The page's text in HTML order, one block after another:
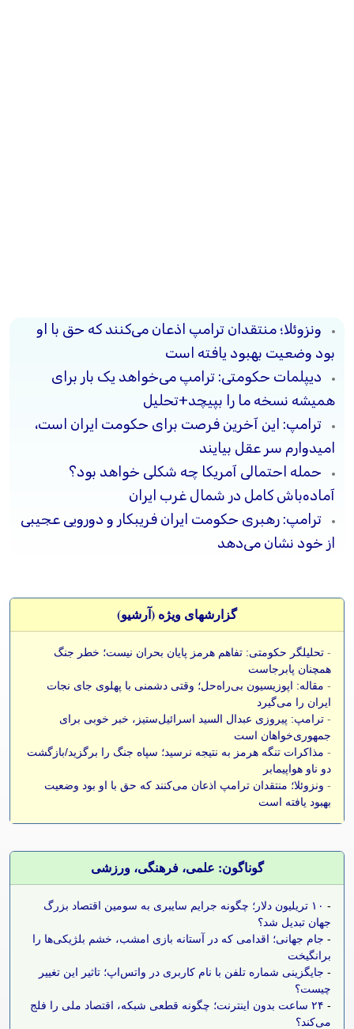
ونزوئلا؛ منتقدان ترامپ اذعان می‌کنند که حق با او
بود وضعیت بهبود یافته است
دیپلمات حکومتی: ترامپ می‌خواهد یک بار برای
همیشه نسخه ما را بپیچد+تحلیل
ترامپ: این آخرین فرصت برای حکومت ایران است،
امیدوارم سر عقل بیایند
حمله احتمالی آمریکا چه شکلی خواهد بود؟
آماده‌باش کامل در شمال غرب ایران
ترامپ: رهبری حکومت ایران فریبکار و دورویی عجیبی
از خود نشان می‌دهد
گزارشهای ویژه (آرشيو)
- تحلیلگر حکومتی: تفاهم هرمز پایان بحران نیست؛ خطر جنگ
همچنان پابرجاست
- مقاله: اپوزیسیون بی‌راه‌حل؛ وقتی دشمنی با پهلوی جای نجات
ایران را می‌گیرد
- ترامپ: پیروزی عبدال السید اسرائیل‌ستیز، خبر خوبی برای
جمهوری‌خواهان است
- مذاکرات تنگه هرمز به نتیجه نرسید؛ سپاه جنگ را برگزید/بازگشت
دو ناو هواپیمابر
- ونزوئلا؛ منتقدان ترامپ اذعان می‌کنند که حق با او بود وضعیت
بهبود یافته است
گوناگون: علمی، فرهنگی، ورزشی
-
۱۰ تریلیون دلار؛ چگونه جرایم سایبری به سومین اقتصاد بزرگ
جهان تبدیل شد؟
- جام جهانی؛ اقدامی که در آستانه بازی امشب، خشم بلژیکی‌ها را
برانگیخت
- جایگزینی شماره تلفن با نام کاربری در واتس‌اپ؛ تاثیر این تغییر
چیست؟
-
۲۴ ساعت بدون اینترنت؛ چگونه قطعی شبکه، اقتصاد ملی را فلج
می‌کند؟